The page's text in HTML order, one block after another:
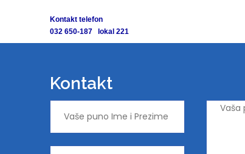
Kontakt telefon
032 650-187 lokal 221
Kontakt